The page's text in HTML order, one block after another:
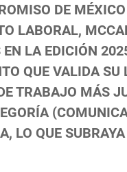
DE
LABORAL,
LA EDICIÓN
QUE VALIDA SU
TRABAJO MÁS
LO QUE